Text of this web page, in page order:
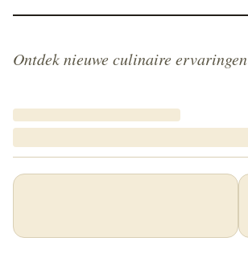
Ontdek nieuwe culinaire ervaringen